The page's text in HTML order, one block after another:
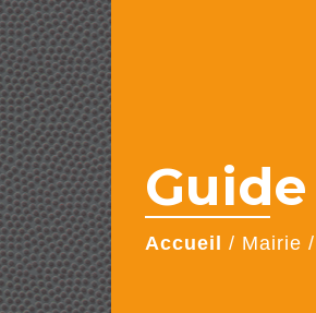
Accueil / Mairie /